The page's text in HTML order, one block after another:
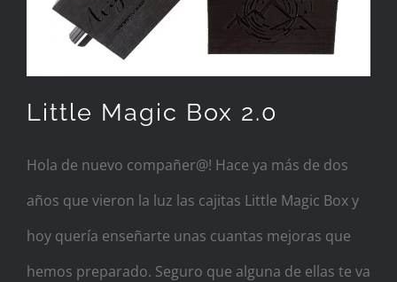
Little Magic Box 2.0
Hola de nuevo compañer@! Hace ya más de dos
años que vieron la luz las cajitas Little Magic Box y
hoy quería enseñarte unas cuantas mejoras que
hemos preparado. Seguro que alguna de ellas te va